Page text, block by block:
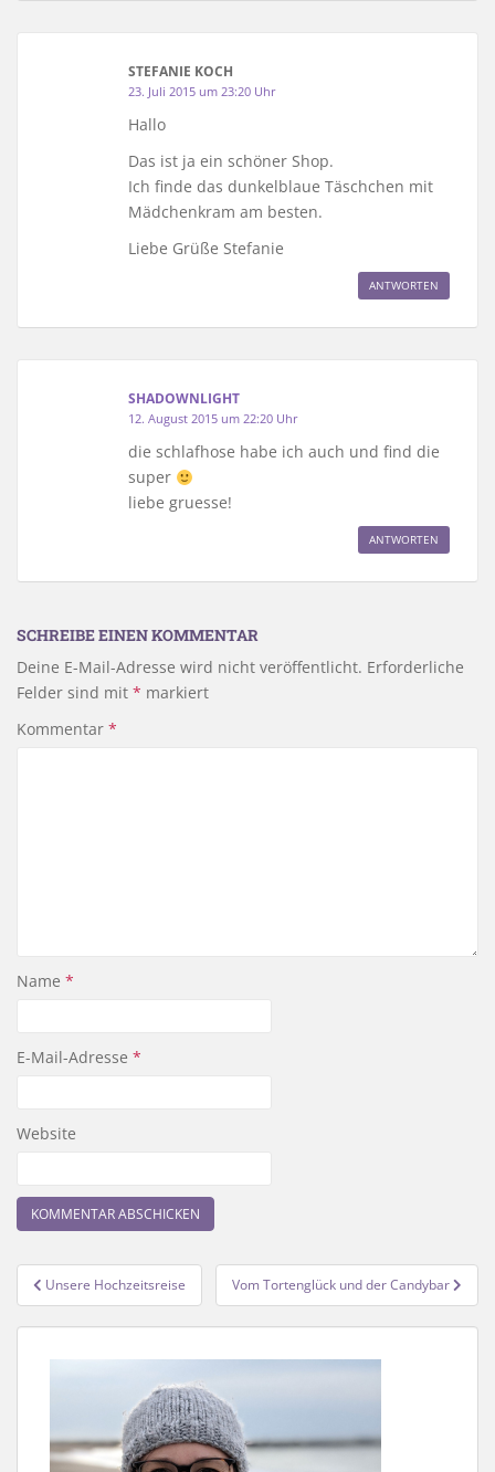
STEFANIE KOCH
23. Juli 2015 um 23:20 Uhr
Hallo
Das ist ja ein schöner Shop.
Ich finde das dunkelblaue Täschchen mit
Mädchenkram am besten.
Liebe Grüße Stefanie
ANTWORTEN
SHADOWNLIGHT
12. August 2015 um 22:20 Uhr
die schlafhose habe ich auch und find die
super
liebe gruesse!
ANTWORTEN
SCHREIBE EINEN KOMMENTAR
Deine E-Mail-Adresse wird nicht veröffentlicht. Erforderliche
Felder sind mit * markiert
Kommentar *
Name *
E-Mail-Adresse *
Website
Beitragsnavigation
Unsere Hochzeitsreise Vom Tortenglück und der Candybar